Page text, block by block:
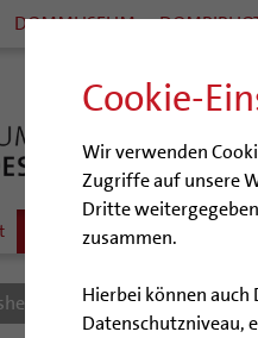
Cookie-
Wir verwenden
Zugriffe auf unsere
Dritte
zusammen.
Hierbei können auch
Datenschutzniveau,
DOMMUSEUM
Gremien Diözesangericht
Bistum